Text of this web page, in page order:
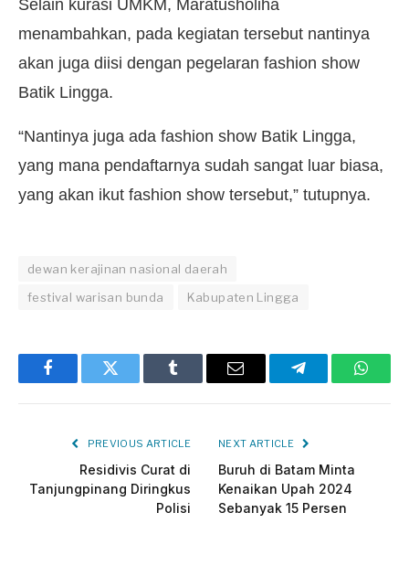
Selain kurasi UMKM, Maratusholiha
menambahkan, pada kegiatan tersebut nantinya
akan juga diisi dengan pegelaran fashion show
Batik Lingga.
“Nantinya juga ada fashion show Batik Lingga,
yang mana pendaftarnya sudah sangat luar biasa,
yang akan ikut fashion show tersebut,” tutupnya.
dewan kerajinan nasional daerah
festival warisan bunda
Kabupaten Lingga
FacebookTwitter Tumblr Email Telegram
PREVIOUS ARTICLE
Residivis Curat di
Tanjungpinang Diringkus
Polisi
NEXT ARTICLE
Buruh di Batam Minta
Kenaikan Upah 2024
Sebanyak 15 Persen